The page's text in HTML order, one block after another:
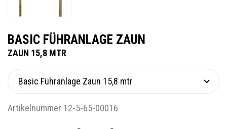
BASIC FÜHRANLAGE ZAUN
ZAUN 15,8 MTR
Artikelnummer 12-5-65-00016